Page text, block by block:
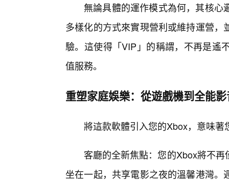
無論具體的運作模式為何，其核
多樣化的方式來實現營利或維持運營
驗。這使得「VIP」的稱謂，不再是遙
值服務。
重塑家庭娛樂：從遊戲機到全能
將這款軟體引入您的Xbox，意味
客廳的全新焦點：您的Xbox將不
坐在一起，共享電影之夜的溫馨港灣